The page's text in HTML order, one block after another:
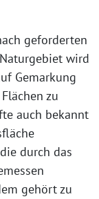
geforderten
wird
Gemarkung
zu
auch bekannt
durch das
gehört zu